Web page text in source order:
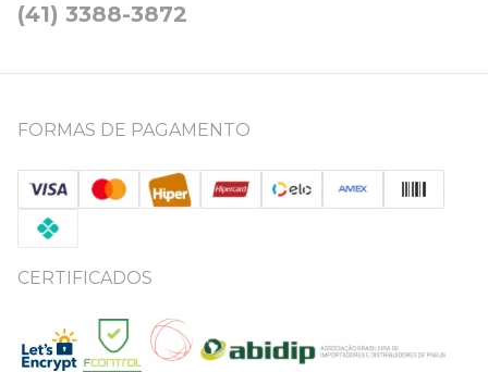
(41) 3388-3872
FORMAS DE PAGAMENTO
CERTIFICADOS